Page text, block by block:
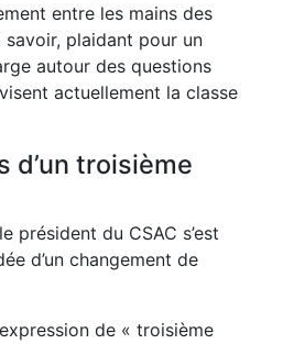
entre les mains des
plaidant pour un
autour des questions
actuellement la classe
d’un troisième
président du CSAC s’est
d’un changement de
de « troisième